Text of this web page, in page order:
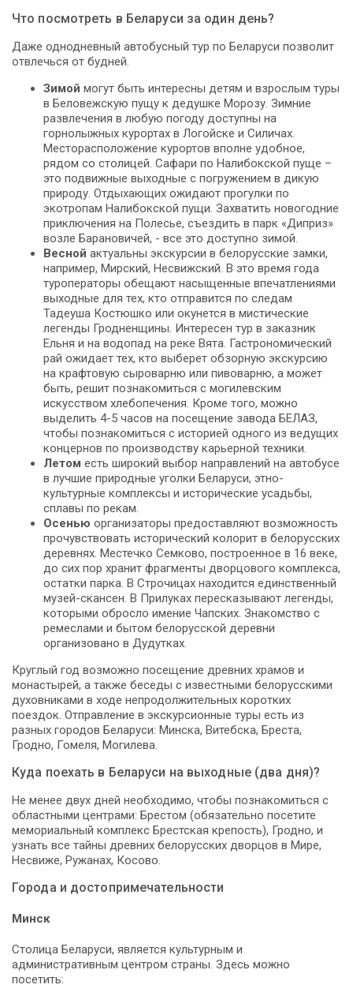
Что посмотреть в Беларуси за один день?
Даже однодневный автобусный тур по Беларуси позволит
отвлечься от будней.
Зимой могут быть интересны детям и взрослым туры
в Беловежскую пущу к дедушке Морозу. Зимние
развлечения в любую погоду доступны на
горнолыжных курортах в Логойске и Силичах.
Месторасположение курортов вполне удобное,
рядом со столицей. Сафари по Налибокской пуще –
это подвижные выходные с погружением в дикую
природу. Отдыхающих ожидают прогулки по
экотропам Налибокской пущи. Захватить новогодние
приключения на Полесье, съездить в парк «Диприз»
возле Барановичей, - все это доступно зимой.
Весной актуальны экскурсии в белорусские замки,
например, Мирский, Несвижский. В это время года
туроператоры обещают насыщенные впечатлениями
выходные для тех, кто отправится по следам
Тадеуша Костюшко или окунется в мистические
легенды Гродненщины. Интересен тур в заказник
Ельня и на водопад на реке Вята. Гастрономический
рай ожидает тех, кто выберет обзорную экскурсию
на крафтовую сыроварню или пивоварню, а может
быть, решит познакомиться с могилевским
искусством хлебопечения. Кроме того, можно
выделить 4-5 часов на посещение завода БЕЛАЗ,
чтобы познакомиться с историей одного из ведущих
концернов по производству карьерной техники.
Летом есть широкий выбор направлений на автобусе
в лучшие природные уголки Беларуси, этно-
культурные комплексы и исторические усадьбы,
сплавы по рекам.
Осенью организаторы предоставляют возможность
прочувствовать исторический колорит в белорусских
деревнях. Местечко Семково, построенное в 16 веке,
до сих пор хранит фрагменты дворцового комплекса,
остатки парка. В Строчицах находится единственный
музей-скансен. В Прилуках пересказывают легенды,
которыми обросло имение Чапских. Знакомство с
ремеслами и бытом белорусской деревни
организовано в Дудутках.
Круглый год возможно посещение древних храмов и
монастырей, а также беседы с известными белорусскими
духовниками в ходе непродолжительных коротких
поездок. Отправление в экскурсионные туры есть из
разных городов Беларуси: Минска, Витебска, Бреста,
Гродно, Гомеля, Могилева.
Куда поехать в Беларуси на выходные (два дня)?
Не менее двух дней необходимо, чтобы познакомиться с
областными центрами: Брестом (обязательно посетите
мемориальный комплекс Брестская крепость), Гродно, и
узнать все тайны древних белорусских дворцов в Мире,
Несвиже, Ружанах, Косово.
Города и достопримечательности
Минск
Столица Беларуси, является культурным и
административным центром страны. Здесь можно
посетить: